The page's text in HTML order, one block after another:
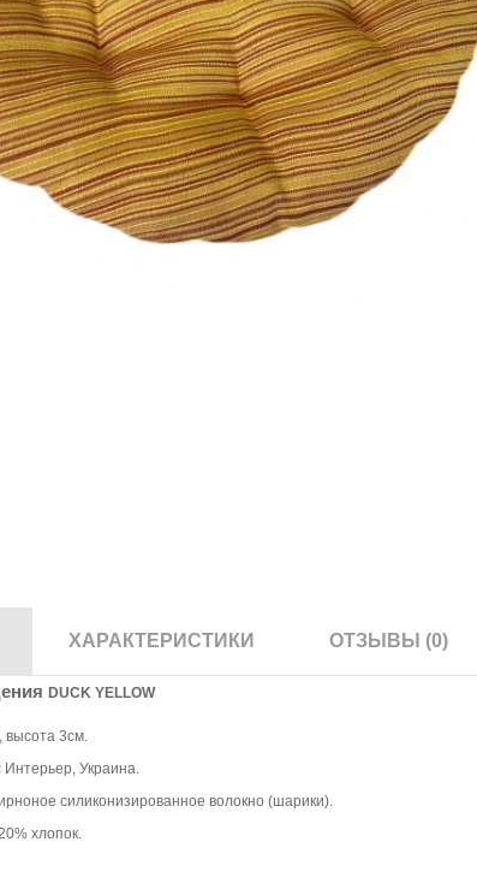
ХАРАКТЕРИСТИКИ ОТЗЫВЫ (0)
DUCK YELLOW
высота 3см.
Интерьер, Украина.
силиконизированное волокно (шарики).
хлопок.